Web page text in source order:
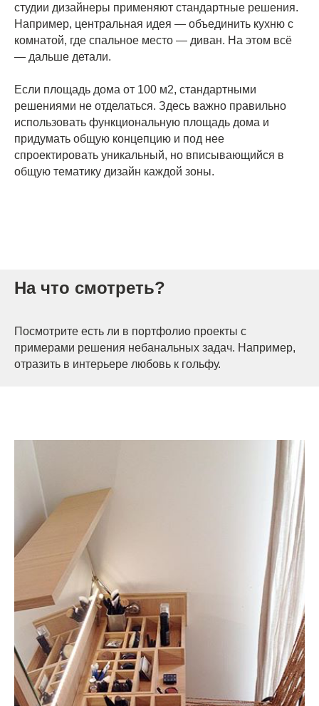
студии дизайнеры применяют стандартные решения.
Например, центральная идея — объединить кухню с
комнатой, где спальное место — диван. На этом всё
— дальше детали.
Если площадь дома от 100 м2, стандартными
решениями не отделаться. Здесь важно правильно
использовать функциональную площадь дома и
придумать общую концепцию и под нее
спроектировать уникальный, но вписывающийся в
общую тематику дизайн каждой зоны.
На что смотреть?
Посмотрите есть ли в портфолио проекты с
примерами решения небанальных задач. Например,
отразить в интерьере любовь к гольфу.